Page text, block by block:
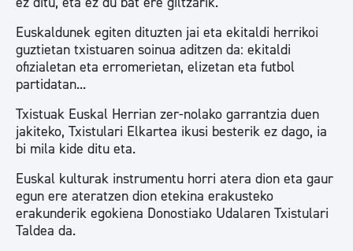
Euskaldunek egiten dituzten jai eta ekitaldi herrikoi
guztietan txistuaren soinua aditzen da: ekitaldi
ofizialetan eta erromerietan, elizetan eta futbol
partidatan...
Txistuak Euskal Herrian zer-nolako garrantzia duen
jakiteko, Txistulari Elkartea ikusi besterik ez dago, ia
bi mila kide ditu eta.
Euskal kulturak instrumentu horri atera dion eta gaur
egun ere ateratzen dion etekina erakusteko
erakunderik egokiena Donostiako Udalaren Txistulari
Taldea da.